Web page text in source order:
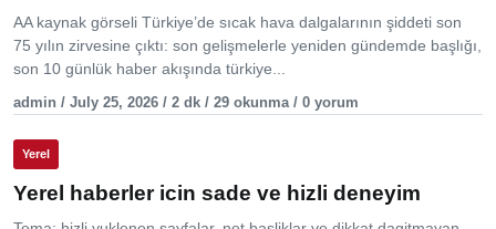
AA kaynak görseli Türkiye’de sıcak hava dalgalarının şiddeti son
75 yılın zirvesine çıktı: son gelişmelerle yeniden gündemde başlığı,
son 10 günlük haber akışında türkiye...
admin / July 25, 2026 / 2 dk / 29 okunma / 0 yorum
Yerel
Yerel haberler icin sade ve hizli deneyim